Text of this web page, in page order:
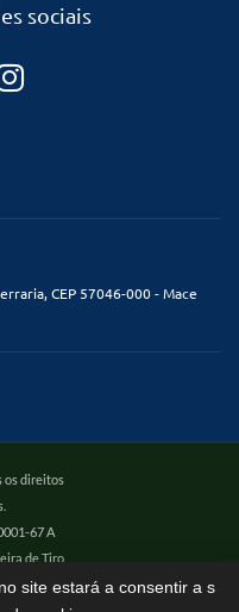
sociais
CEP 57046-000 - Mace
os direitos
67 A
de Tiro
o CNPJ:site estará a consentir a s